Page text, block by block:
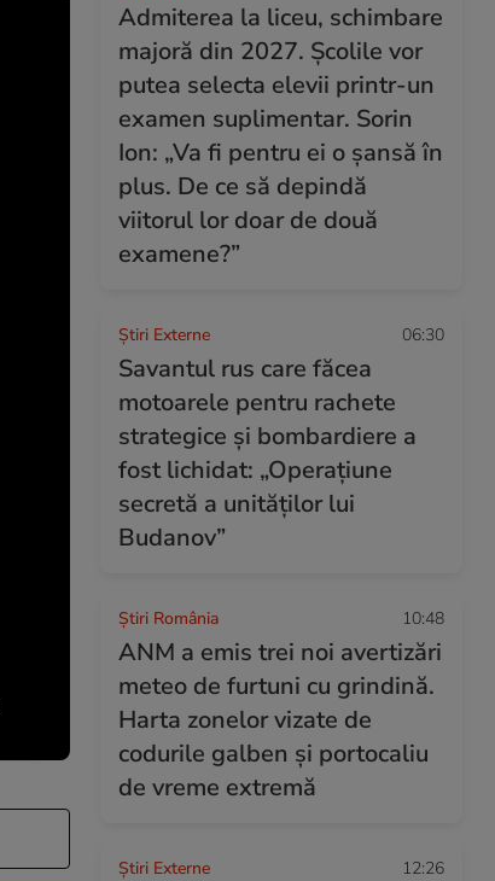
Admiterea la liceu, schimbare
majoră din 2027. Școlile vor
putea selecta elevii printr-un
examen suplimentar. Sorin
Ion: „Va fi pentru ei o șansă în
plus. De ce să depindă
viitorul lor doar de două
examene?”
Știri Externe 06:30
Savantul rus care făcea
motoarele pentru rachete
strategice și bombardiere a
fost lichidat: „Operațiune
secretă a unităților lui
Budanov”
Știri România 10:48
ANM a emis trei noi avertizări
meteo de furtuni cu grindină.
Harta zonelor vizate de
codurile galben și portocaliu
de vreme extremă
Știri Externe 12:26